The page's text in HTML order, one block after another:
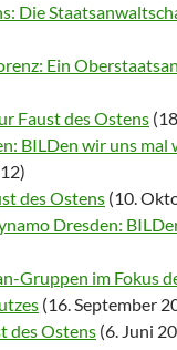
Die
Ein
Faust des Ostens
BILDen wir uns
des Ostens (10.
Dresden:
Gruppen im Fokus
(16. September
des Ostens (6. Juni